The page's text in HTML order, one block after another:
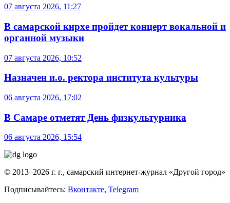
07 августа 2026, 11:27
В самарской кирхе пройдет концерт вокальной и
органной музыки
07 августа 2026, 10:52
Назначен и.о. ректора института культуры
06 августа 2026, 17:02
В Самаре отметят День физкультурника
06 августа 2026, 15:54
© 2013–2026 г. г., самарский интернет-журнал «Другой город»
Подписывайтесь: Вконтакте, Telegram